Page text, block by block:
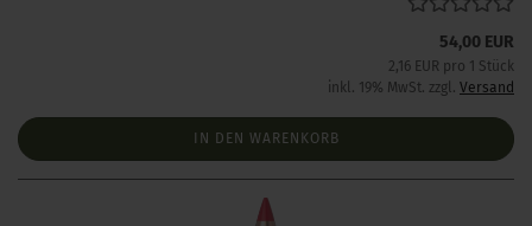
54,00 EUR
2,16 EUR pro 1 Stück
inkl. 19% MwSt. zzgl. Versand
IN DEN WARENKORB